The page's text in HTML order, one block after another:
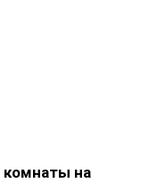
комнаты на